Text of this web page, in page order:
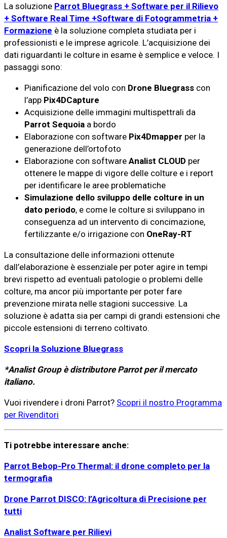
La soluzione Parrot Bluegrass + Software per il Rilievo
+ Software Real Time +Software di Fotogrammetria +
Formazione è la soluzione completa studiata per i
professionisti e le imprese agricole. L’acquisizione dei
dati riguardanti le colture in esame è semplice e veloce. I
passaggi sono:
Pianificazione del volo con Drone Bluegrass con
l’app Pix4DCapture
Acquisizione delle immagini multispettrali da
Parrot Sequoia a bordo
Elaborazione con software Pix4Dmapper per la
generazione dell’ortofoto
Elaborazione con software Analist CLOUD per
ottenere le mappe di vigore delle colture e i report
per identificare le aree problematiche
Simulazione dello sviluppo delle colture in un
dato periodo, e come le colture si sviluppano in
conseguenza ad un intervento di concimazione,
fertilizzante e/o irrigazione con OneRay-RT
La consultazione delle informazioni ottenute
dall’elaborazione è essenziale per poter agire in tempi
brevi rispetto ad eventuali patologie o problemi delle
colture, ma ancor più importante per poter fare
prevenzione mirata nelle stagioni successive. La
soluzione è adatta sia per campi di grandi estensioni che
piccole estensioni di terreno coltivato.
Scopri la Soluzione Bluegrass
*Analist Group è distributore Parrot per il mercato
italiano.
Vuoi rivendere i droni Parrot? Scopri il nostro Programma
per Rivenditori
Ti potrebbe interessare anche:
Parrot Bebop-Pro Thermal: il drone completo per la
termografia
Drone Parrot DISCO: l’Agricoltura di Precisione per
tutti
Analist Software per Rilievi